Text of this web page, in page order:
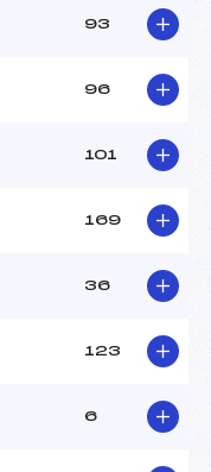
93
96
101
169
36
123
6